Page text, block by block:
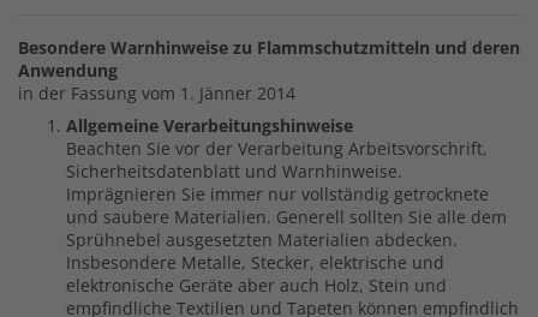
Besondere Warnhinweise zu Flammschutzmitteln und deren
Anwendung
in der Fassung vom 1. Jänner 2014
Allgemeine Verarbeitungshinweise
Beachten Sie vor der Verarbeitung Arbeitsvorschrift,
Sicherheitsdatenblatt und Warnhinweise.
Imprägnieren Sie immer nur vollständig getrocknete
und saubere Materialien. Generell sollten Sie alle dem
Sprühnebel ausgesetzten Materialien abdecken.
Insbesondere Metalle, Stecker, elektrische und
elektronische Geräte aber auch Holz, Stein und
empfindliche Textilien und Tapeten können empfindlich